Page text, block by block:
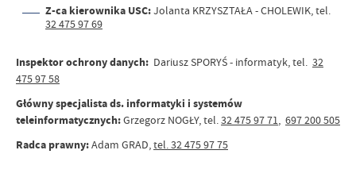
Z-ca kierownika USC:Jolanta KRZYSZTAŁA - CHOLEWIK, tel.
32 475 97 69
Inspektor ochrony danych: Dariusz SPORYŚ - informatyk, tel. 32
475 97 58
Główny specjalista ds. informatyki i systemów
teleinformatycznych:Grzegorz NOGŁY, tel.32 475 97 71, 697 200 505
Radca prawny:Adam GRAD,tel. 32 475 97 75